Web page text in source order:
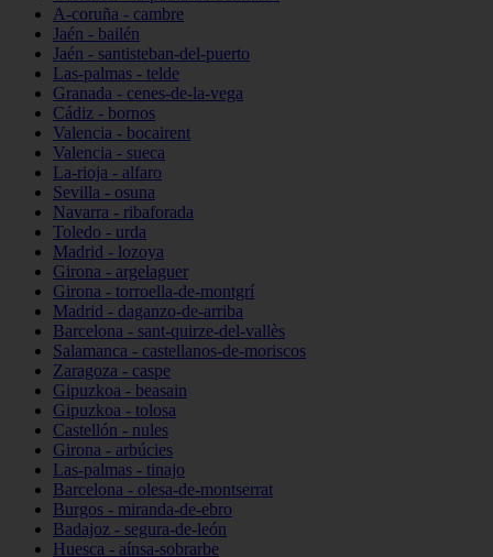
A-coruña - cambre
Jaén - bailén
Jaén - santisteban-del-puerto
Las-palmas - telde
Granada - cenes-de-la-vega
Cádiz - bornos
Valencia - bocairent
Valencia - sueca
La-rioja - alfaro
Sevilla - osuna
Navarra - ribaforada
Toledo - urda
Madrid - lozoya
Girona - argelaguer
Girona - torroella-de-montgrí
Madrid - daganzo-de-arriba
Barcelona - sant-quirze-del-vallès
Salamanca - castellanos-de-moriscos
Zaragoza - caspe
Gipuzkoa - beasain
Gipuzkoa - tolosa
Castellón - nules
Girona - arbúcies
Las-palmas - tinajo
Barcelona - olesa-de-montserrat
Burgos - miranda-de-ebro
Badajoz - segura-de-león
Huesca - aínsa-sobrarbe